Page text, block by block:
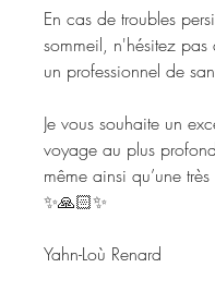
En cas de troubles
sommeil, n'hésitez pas
un professionnel de
Je vous souhaite un
voyage au plus
même ainsi qu’une
✨🙏🏻✨
Yahn-Loù Renard